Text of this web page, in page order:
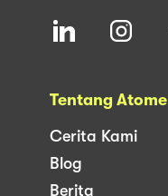
Tentang Atome
Cerita Kami
Blog
Berita